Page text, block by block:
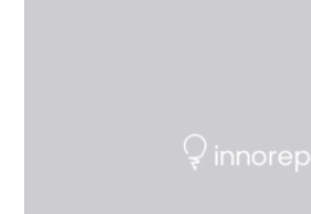
Durch den verstärkten Einsatz